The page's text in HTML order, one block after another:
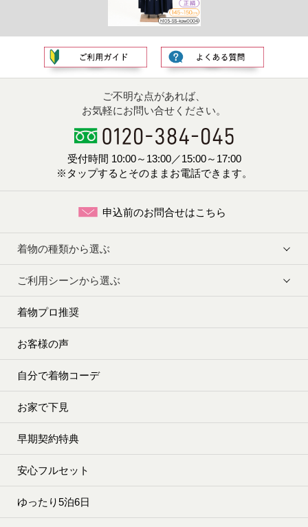
ご不明な点があれば、
お気軽にお問い合せください。
受付時間 10:00～13:00／15:00～17:00
※タップするとそのままお電話できます。
申込前のお問合せはこちら
着物の種類から選ぶ
ご利用シーンから選ぶ
着物プロ推奨
お客様の声
自分で着物コーデ
お家で下見
早期契約特典
安心フルセット
ゆったり5泊6日